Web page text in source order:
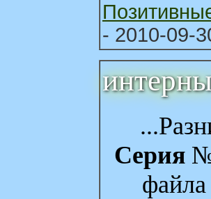
- 2010-09-
Серия